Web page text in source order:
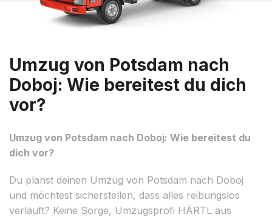
Umzug von Potsdam nach
Doboj: Wie bereitest du dich
vor?
Umzug von Potsdam nach Doboj: Wie bereitest du
dich vor?
Du planst deinen Umzug von Potsdam nach Doboj
und möchtest sicherstellen, dass alles reibungslos
verläuft? Keine Sorge, Umzugsprofi HÄRTL aus